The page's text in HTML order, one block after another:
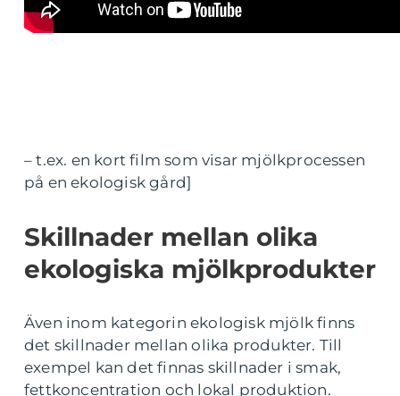
– t.ex. en kort film som visar mjölkprocessen
på en ekologisk gård]
Skillnader mellan olika
ekologiska mjölkprodukter
Även inom kategorin ekologisk mjölk finns
det skillnader mellan olika produkter. Till
exempel kan det finnas skillnader i smak,
fettkoncentration och lokal produktion.